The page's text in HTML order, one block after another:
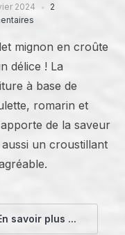
2024
2
mignon en croûte
délice ! La
à base de
romarin et
de la saveur
aussi un croustillant
savoir plus ...